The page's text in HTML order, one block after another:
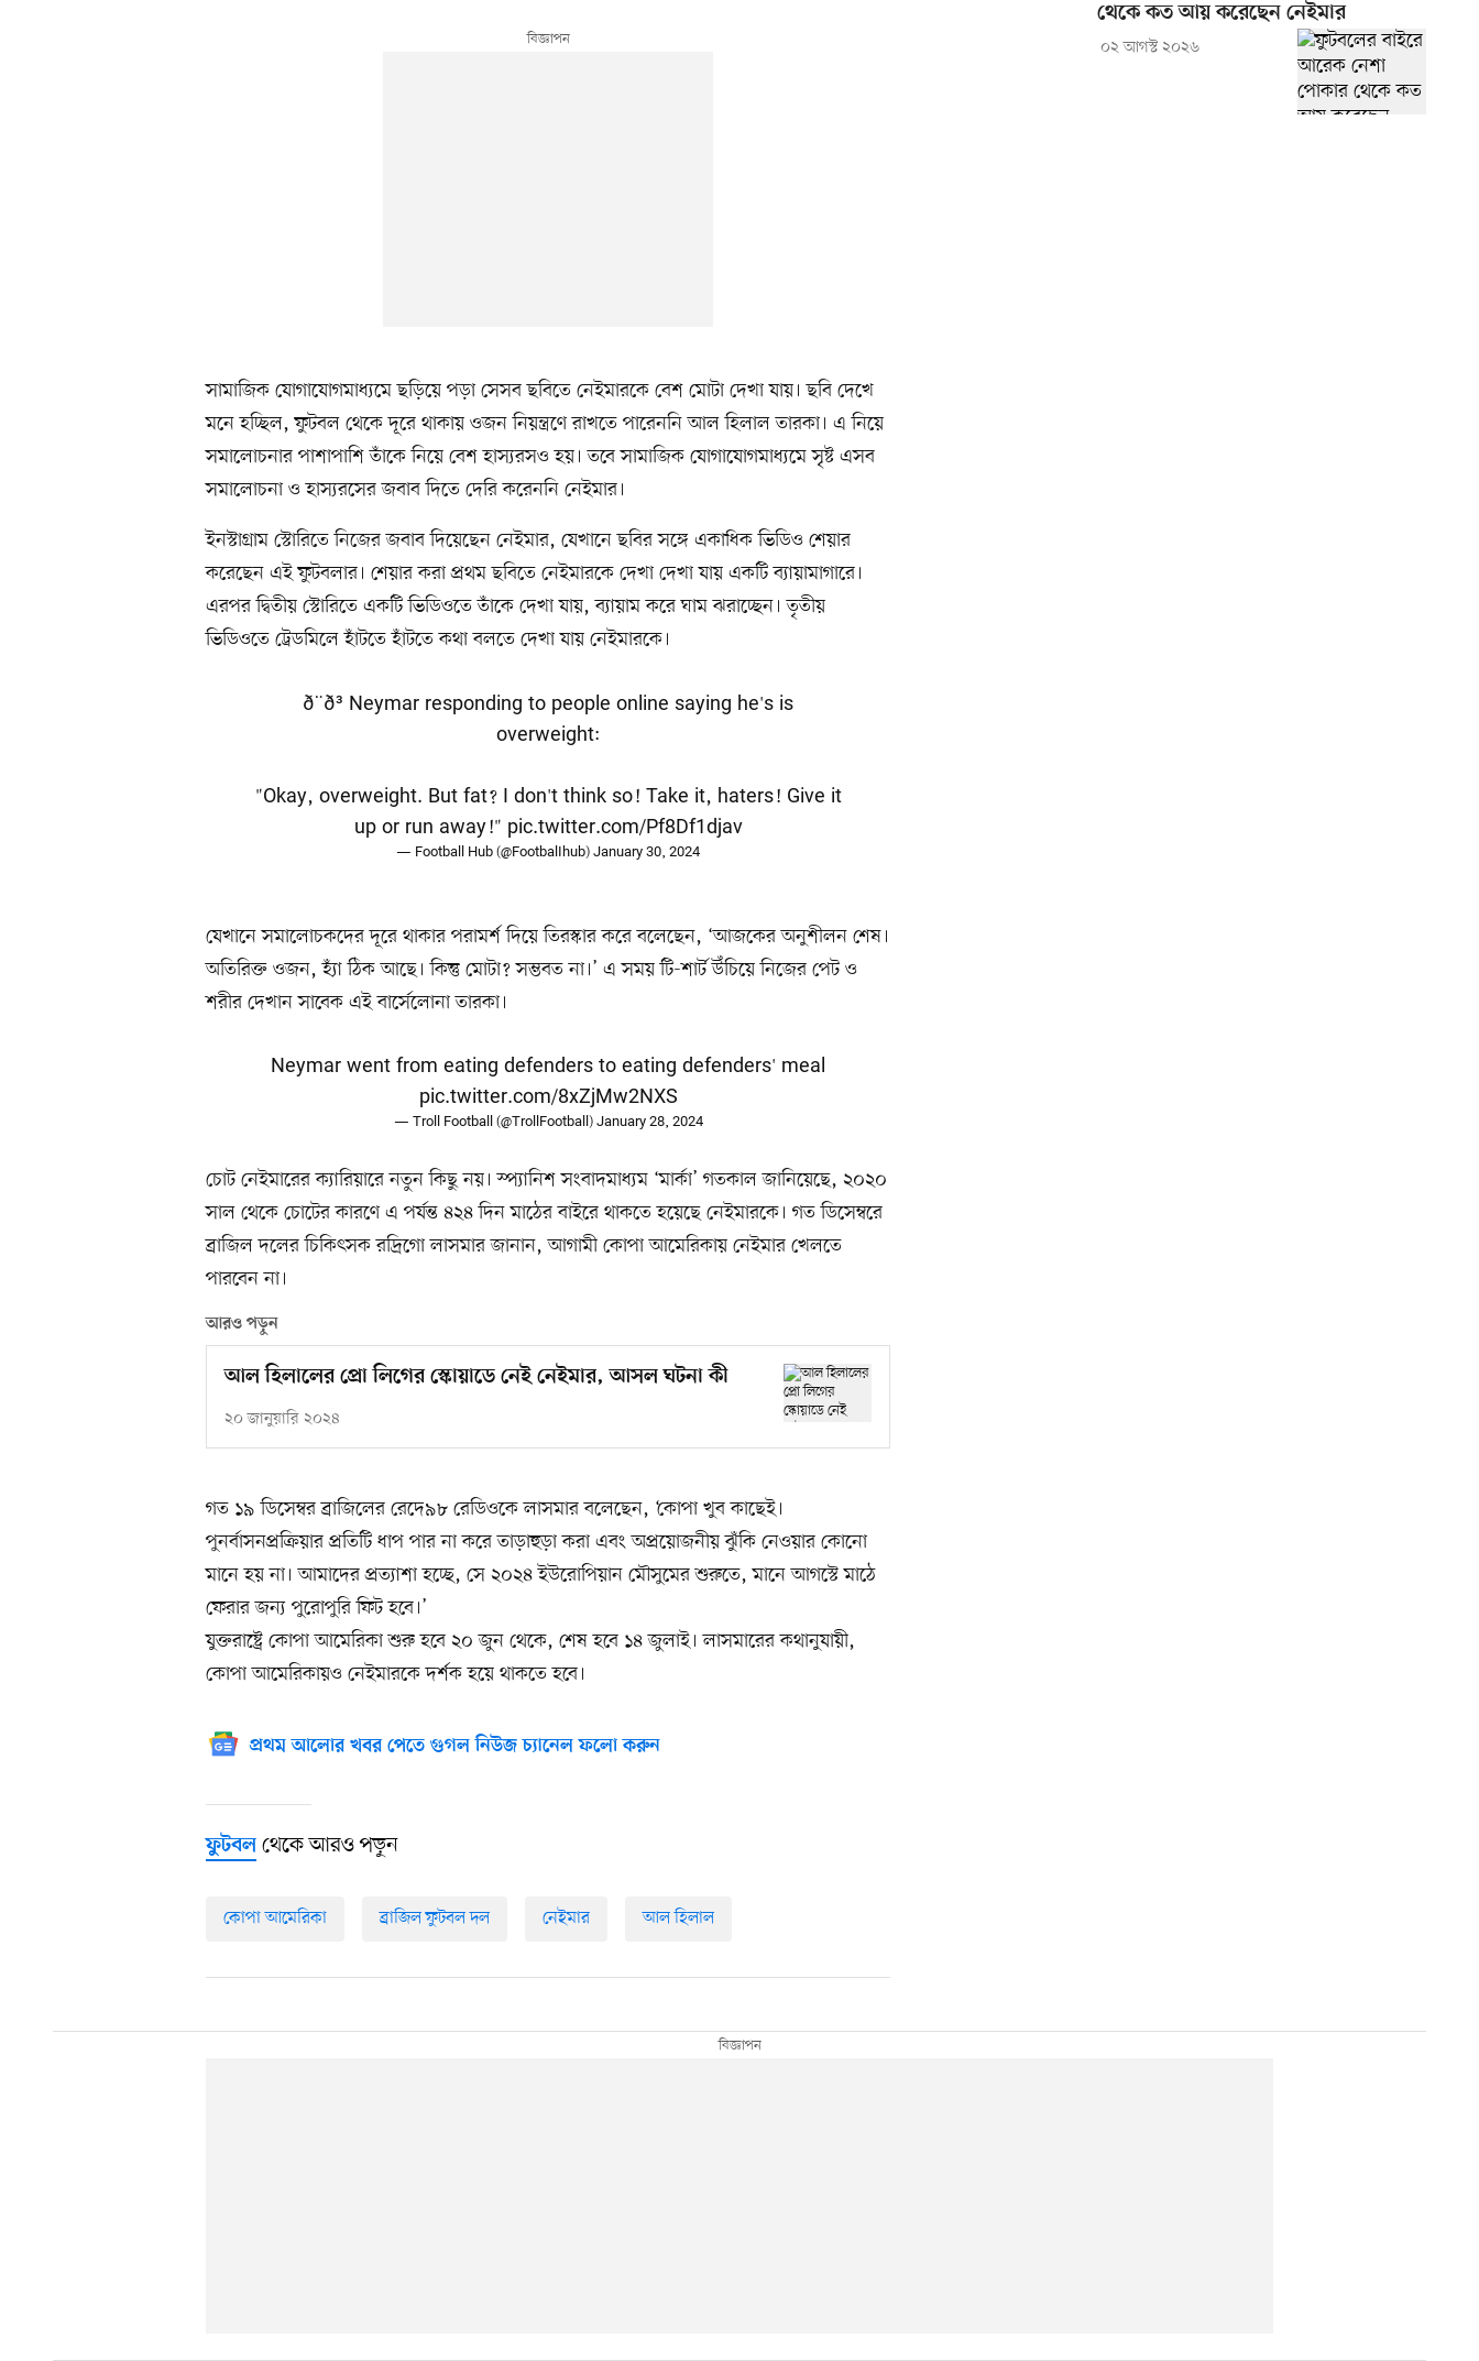
সামাজিক যোগাযোগমাধ্যমে ছড়িয়ে পড়া সেসব ছবিতে নেইমারকে বেশ মোটা দেখা যায়। ছবি দেখে
মনে হচ্ছিল, ফুটবল থেকে দূরে থাকায় ওজন নিয়ন্ত্রণে রাখতে পারেননি আল হিলাল তারকা। এ নিয়ে
সমালোচনার পাশাপাশি তাঁকে নিয়ে বেশ হাস্যরসও হয়। তবে সামাজিক যোগাযোগমাধ্যমে সৃষ্ট এসব
সমালোচনা ও হাস্যরসের জবাব দিতে দেরি করেননি নেইমার।
ইনস্টাগ্রাম স্টোরিতে নিজের জবাব দিয়েছেন নেইমার, যেখানে ছবির সঙ্গে একাধিক ভিডিও শেয়ার
করেছেন এই ফুটবলার। শেয়ার করা প্রথম ছবিতে নেইমারকে দেখা দেখা যায় একটি ব্যায়ামাগারে।
এরপর দ্বিতীয় স্টোরিতে একটি ভিডিওতে তাঁকে দেখা যায়, ব্যায়াম করে ঘাম ঝরাচ্ছেন। তৃতীয়
ভিডিওতে ট্রেডমিলে হাঁটতে হাঁটতে কথা বলতে দেখা যায় নেইমারকে।
ð¨ð³ Neymar responding to people online saying he's is
overweight:
"Okay, overweight. But fat? I don't think so! Take it, haters! Give it
up or run away!" pic.twitter.com/Pf8Df1djav
— Football Hub (@FootbalIhub)January 30, 2024
যেখানে সমালোচকদের দূরে থাকার পরামর্শ দিয়ে তিরস্কার করে বলেছেন, ‘আজকের অনুশীলন শেষ।
অতিরিক্ত ওজন, হ্যাঁ ঠিক আছে। কিন্তু মোটা? সম্ভবত না।’ এ সময় টি-শার্ট উঁচিয়ে নিজের পেট ও
শরীর দেখান সাবেক এই বার্সেলোনা তারকা।
Neymar went from eating defenders to eating defenders' meal
pic.twitter.com/8xZjMw2NXS
— Troll Football (@TrollFootball)January 28, 2024
চোট নেইমারের ক্যারিয়ারে নতুন কিছু নয়। স্প্যানিশ সংবাদমাধ্যম ‘মার্কা’ গতকাল জানিয়েছে, ২০২০
সাল থেকে চোটের কারণে এ পর্যন্ত ৪২৪ দিন মাঠের বাইরে থাকতে হয়েছে নেইমারকে। গত ডিসেম্বরে
ব্রাজিল দলের চিকিৎসক রদ্রিগো লাসমার জানান, আগামী কোপা আমেরিকায় নেইমার খেলতে
পারবেন না।
আরও পড়ুন
আল হিলালের প্রো লিগের স্কোয়াডে নেই নেইমার, আসল ঘটনা কী
২০ জানুয়ারি ২০২৪
গত ১৯ ডিসেম্বর ব্রাজিলের রেদে৯৮ রেডিওকে লাসমার বলেছেন, ‘কোপা খুব কাছেই।
পুনর্বাসনপ্রক্রিয়ার প্রতিটি ধাপ পার না করে তাড়াহুড়া করা এবং অপ্রয়োজনীয় ঝুঁকি নেওয়ার কোনো
মানে হয় না। আমাদের প্রত্যাশা হচ্ছে, সে ২০২৪ ইউরোপিয়ান মৌসুমের শুরুতে, মানে আগস্টে মাঠে
ফেরার জন্য পুরোপুরি ফিট হবে।’
যুক্তরাষ্ট্রে কোপা আমেরিকা শুরু হবে ২০ জুন থেকে, শেষ হবে ১৪ জুলাই। লাসমারের কথানুযায়ী,
কোপা আমেরিকায়ও নেইমারকে দর্শক হয়ে থাকতে হবে।
প্রথম আলোর খবর পেতে গুগল নিউজ চ্যানেল ফলো করুন
ফুটবল থেকে আরও পড়ুন
কোপা আমেরিকা ব্রাজিল ফুটবল দল নেইমার আল হিলাল
থেকে কত আয় করেছেন নেইমার
০২ আগস্ট ২০২৬